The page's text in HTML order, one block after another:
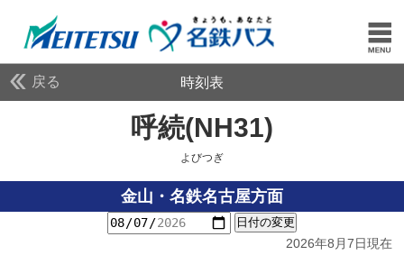
戻る 時刻表
呼続(NH31)
よびつぎ
金山・名鉄名古屋方面
日付の変更
2026年8月7日現在